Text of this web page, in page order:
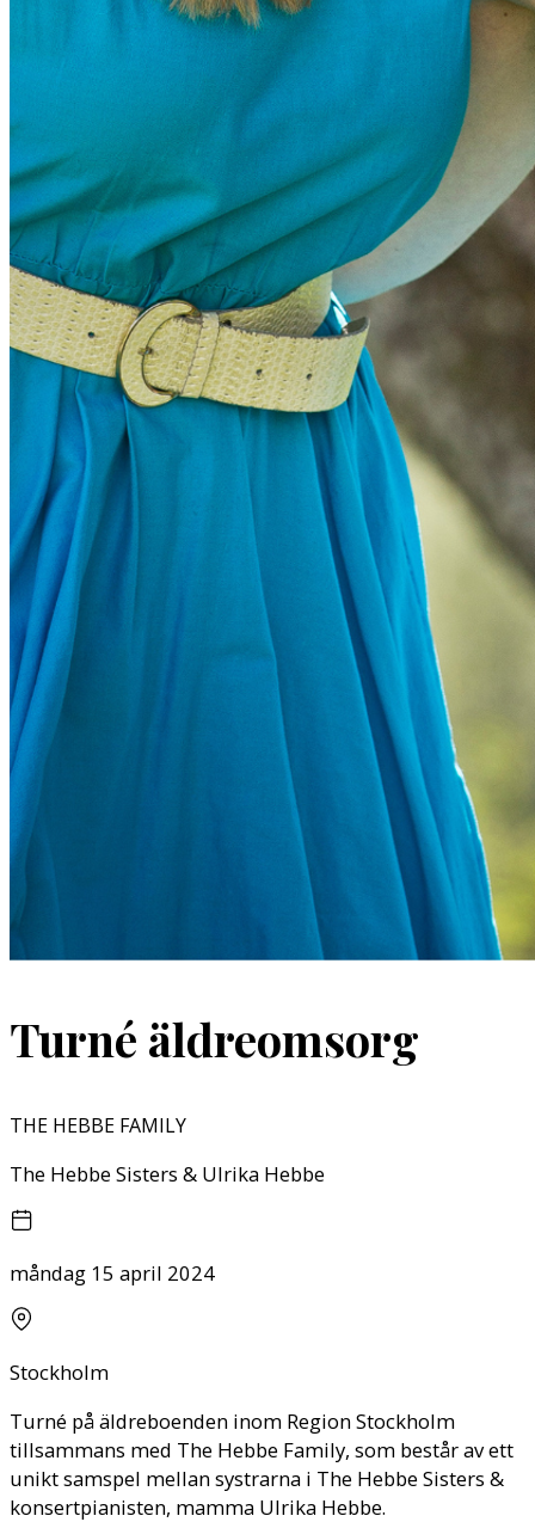
Turné äldreomsorg
THE HEBBE FAMILY
The Hebbe Sisters & Ulrika Hebbe
måndag 15 april 2024
Stockholm
Turné på äldreboenden inom Region Stockholm
tillsammans med The Hebbe Family, som består av ett
unikt samspel mellan systrarna i The Hebbe Sisters &
konsertpianisten, mamma Ulrika Hebbe.